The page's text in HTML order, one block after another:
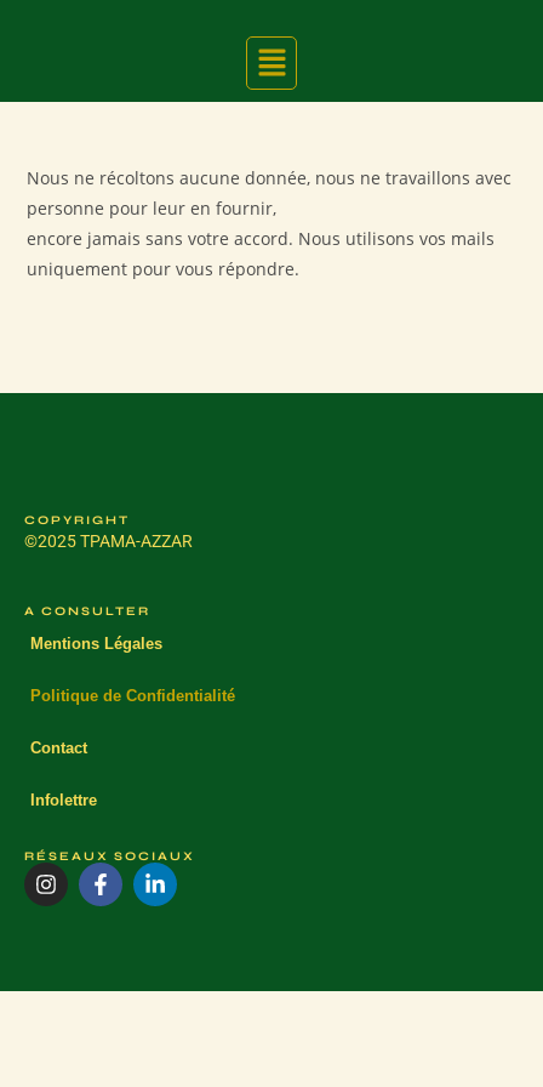
Nous ne récoltons aucune donnée, nous ne travaillons avec
personne pour leur en fournir,
encore jamais sans votre accord. Nous utilisons vos mails
uniquement pour vous répondre.
COPYRIGHT
©2025 TPAMA-AZZAR
A CONSULTER
Mentions Légales
Politique de Confidentialité
Contact
Infolettre
RÉSEAUX SOCIAUX